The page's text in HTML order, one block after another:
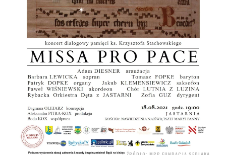
ŹRÓDŁO: MPP FUNDACJA SEDLAKA